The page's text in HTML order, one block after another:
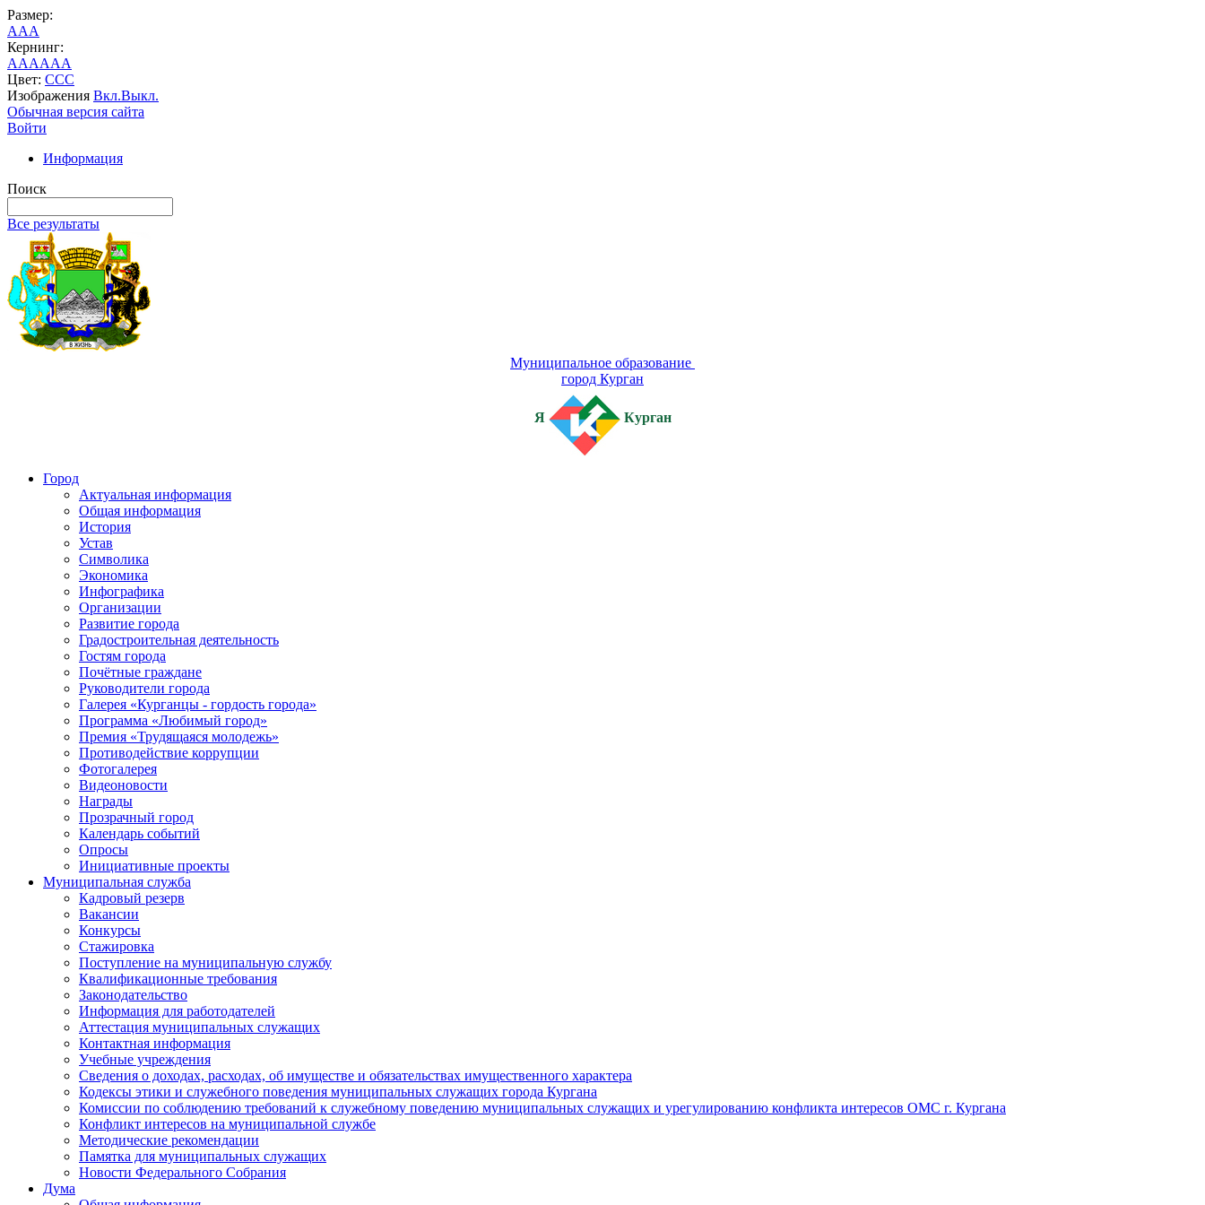
Размер:
AAA
Кернинг:
AAAAAA
Цвет: CCC
Изображения Вкл.Выкл.
Обычная версия сайта
Войти
Информация
Поиск
Все результаты
Муниципальное образование
город Курган
Я Курган
Город
Актуальная информация
Общая информация
История
Устав
Символика
Экономика
Инфографика
Организации
Развитие города
Градостроительная деятельность
Гостям города
Почётные граждане
Руководители города
Галерея «Курганцы - гордость города»
Программа «Любимый город»
Премия «Трудящаяся молодежь»
Противодействие коррупции
Фотогалерея
Видеоновости
Награды
Прозрачный город
Календарь событий
Опросы
Инициативные проекты
Муниципальная служба
Кадровый резерв
Вакансии
Конкурсы
Стажировка
Поступление на муниципальную службу
Квалификационные требования
Законодательство
Информация для работодателей
Аттестация муниципальных служащих
Контактная информация
Учебные учреждения
Сведения о доходах, расходах, об имуществе и обязательствах имущественного характера
Кодексы этики и служебного поведения муниципальных служащих города Кургана
Комиссии по соблюдению требований к служебному поведению муниципальных служащих и урегулированию конфликта интересов ОМС г. Кургана
Конфликт интересов на муниципальной службе
Методические рекомендации
Памятка для муниципальных служащих
Новости Федерального Cобрания
Дума